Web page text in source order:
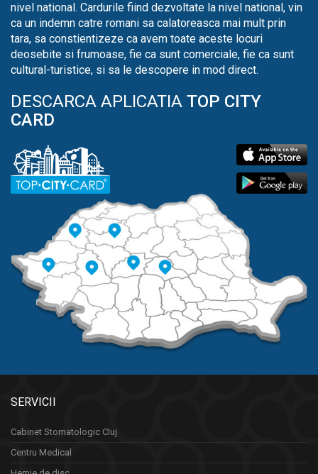
nivel national. Cardurile fiind dezvoltate la nivel national, vin
ca un indemn catre romani sa calatoreasca mai mult prin
tara, sa constientizeze ca avem toate aceste locuri
deosebite si frumoase, fie ca sunt comerciale, fie ca sunt
cultural-turistice, si sa le descopere in mod direct.
DESCARCA APLICATIA TOP CITY
CARD
SERVICII
Cabinet Stomatologic Cluj
Centru Medical